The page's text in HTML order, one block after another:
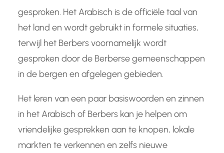
gesproken. Het Arabisch is de officiële taal van
het land en wordt gebruikt in formele situaties,
terwijl het Berbers voornamelijk wordt
gesproken door de Berberse gemeenschappen
in de bergen en afgelegen gebieden.
Het leren van een paar basiswoorden en zinnen
in het Arabisch of Berbers kan je helpen om
vriendelijke gesprekken aan te knopen, lokale
markten te verkennen en zelfs nieuwe